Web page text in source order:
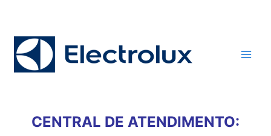
conteúdo
CENTRAL DE ATENDIMENTO: